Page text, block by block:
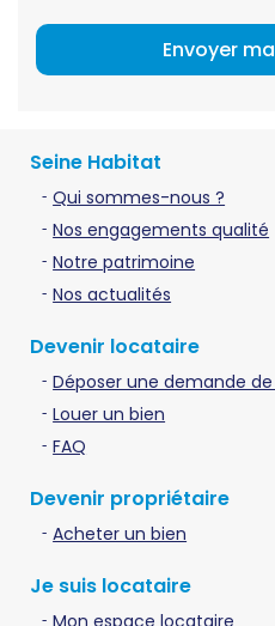
Seine Habitat
Qui sommes-nous ?
Nos engagements qualité
Notre patrimoine
Nos actualités
Devenir locataire
Déposer une demande
Louer un bien
FAQ
Devenir propriétaire
Acheter un bien
Je suis locataire